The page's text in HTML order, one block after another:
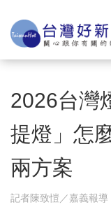
2026台灣
提燈」怎
兩方案
記者陳致愷／嘉義報導